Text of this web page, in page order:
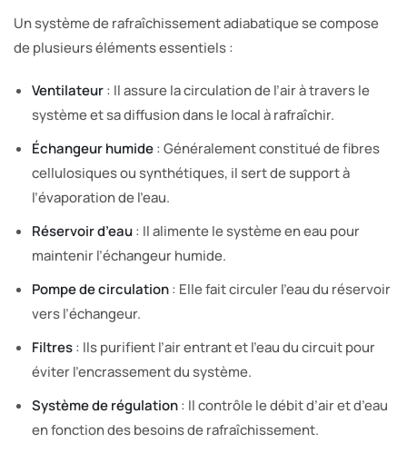
Un système de rafraîchissement adiabatique se compose
de plusieurs éléments essentiels :
Ventilateur: Il assure la circulation de l’air à travers le
système et sa diffusion dans le local à rafraîchir.
Échangeur humide: Généralement constitué de fibres
cellulosiques ou synthétiques, il sert de support à
l’évaporation de l’eau.
Réservoir d’eau: Il alimente le système en eau pour
maintenir l’échangeur humide.
Pompe de circulation: Elle fait circuler l’eau du réservoir
vers l’échangeur.
Filtres: Ils purifient l’air entrant et l’eau du circuit pour
éviter l’encrassement du système.
Système de régulation: Il contrôle le débit d’air et d’eau
en fonction des besoins de rafraîchissement.